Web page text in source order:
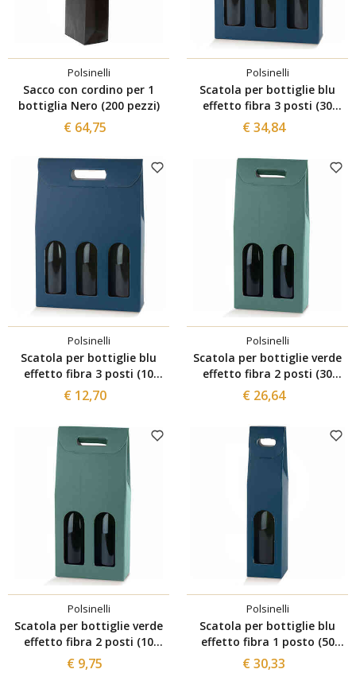
Polsinelli
Sacco con cordino per 1
bottiglia Nero (200 pezzi)
€ 64,75
Polsinelli
Scatola per bottiglie blu
effetto fibra 3 posti (30
pezzi)
€ 34,84
Polsinelli
Scatola per bottiglie blu
effetto fibra 3 posti (10
pezzi)
€ 12,70
Polsinelli
Scatola per bottiglie verde
effetto fibra 2 posti (30
pezzi)
€ 26,64
Polsinelli
Scatola per bottiglie verde
effetto fibra 2 posti (10
pezzi)
€ 9,75
Polsinelli
Scatola per bottiglie blu
effetto fibra 1 posto (50
pezzi)
€ 30,33